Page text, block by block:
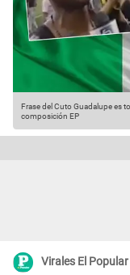
Frase del Cuto Guadalupe es
composición EP
Virales El Popular